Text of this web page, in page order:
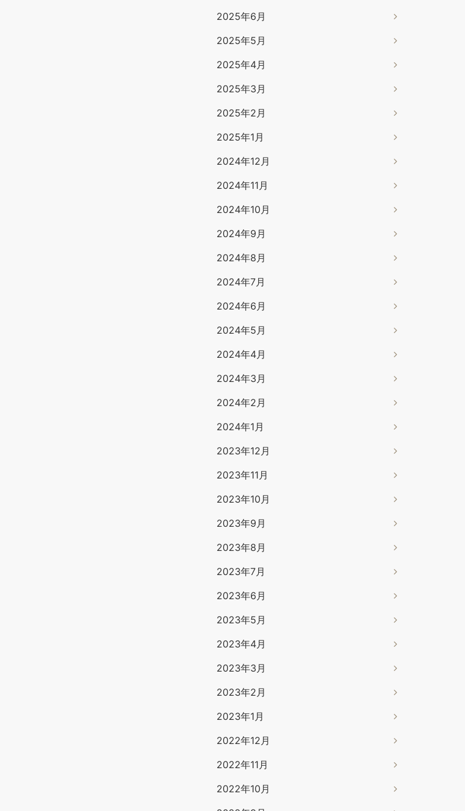
2025年6月
2025年5月
2025年4月
2025年3月
2025年2月
2025年1月
2024年12月
2024年11月
2024年10月
2024年9月
2024年8月
2024年7月
2024年6月
2024年5月
2024年4月
2024年3月
2024年2月
2024年1月
2023年12月
2023年11月
2023年10月
2023年9月
2023年8月
2023年7月
2023年6月
2023年5月
2023年4月
2023年3月
2023年2月
2023年1月
2022年12月
2022年11月
2022年10月